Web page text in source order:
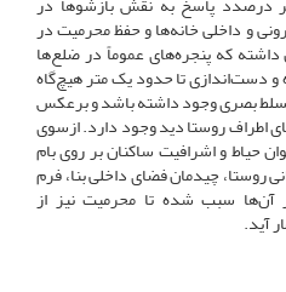
و داخلی خانه‌ها و حفظ محرمیت در
داشته که پنجره‌های عموماً در ضلع‌ها
و دست‌اندازی تا حدود یک متر هیچ‌گاه
تسلط بصری وجود داشته باشد و برعکس
اطراف روستا دید وجود دارد. ازسوی
حیاط و اشرافیت ساکنان بر روی بام
روستا، چیدمان فضای داخلی بنا، فرم
آن‌ها سبب شده تا محرمیت نیز از
آید.